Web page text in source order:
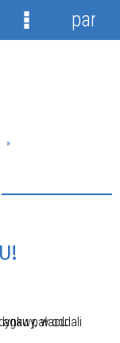
Menu
panel